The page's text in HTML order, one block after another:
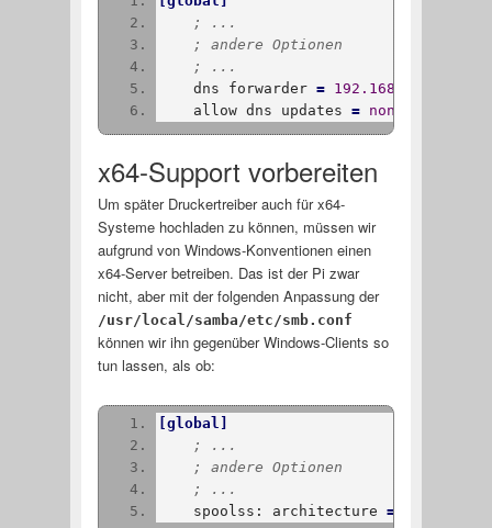
; ...
; andere Optionen
; ...
    dns forwarder
= 192.168.1.1
    allow dns updates
= nonsecure and
x64-Support vorbereiten
Um später Druckertreiber auch für x64-
Systeme hochladen zu können, müssen wir
aufgrund von Windows-Konventionen einen
x64-Server betreiben. Das ist der Pi zwar
nicht, aber mit der folgenden Anpassung der
/usr/local/samba/etc/smb.conf
können wir ihn gegenüber Windows-Clients so
tun lassen, als ob:
global
; ...
; andere Optionen
; ...
    spoolss: architecture
=